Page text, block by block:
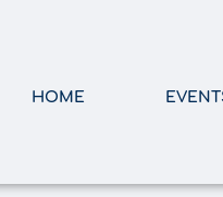
HOME